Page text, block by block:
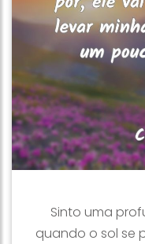
Sinto uma
quando o sol se